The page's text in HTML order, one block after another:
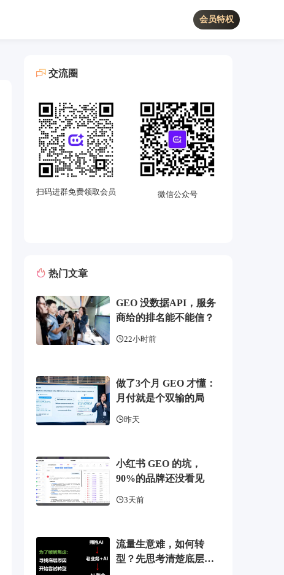
会员特权
交流圈
扫码进群免费领取会员 微信公众号
热门文章
GEO 没数据API，服务
商给的排名能不能信？
22小时前
做了3个月 GEO 才懂：
月付就是个双输的局
昨天
小红书 GEO 的坑，
90%的品牌还没看见
3天前
流量生意难，如何转
型？先思考清楚底层逻